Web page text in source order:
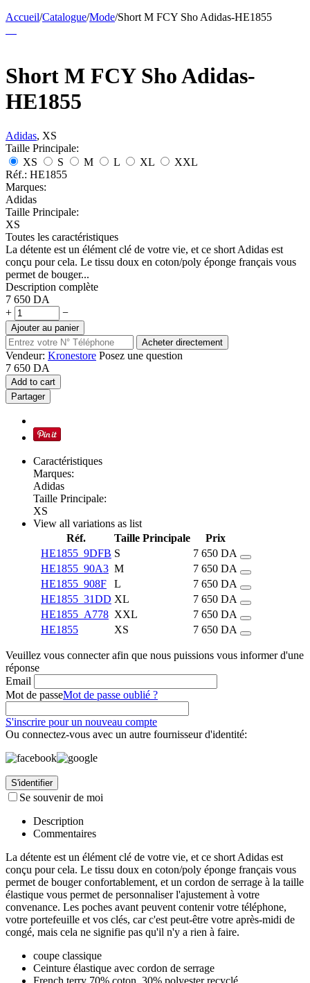
Accueil/Catalogue/Mode/Short M FCY Sho Adidas-HE1855
Short M FCY Sho Adidas-
HE1855
Adidas, XS
Taille Principale:
XS
S M L XL
XXL
Réf.: HE1855
Marques:
Adidas
Taille Principale:
XS
Toutes les caractéristiques
La détente est un élément clé de votre vie, et ce short Adidas est
conçu pour cela. Le tissu doux en coton/poly éponge français vous
permet de bouger...
Description complète
7 650 DA
+
−
Ajouter au panier
Acheter directement
Vendeur: Kronestore Posez une question
7 650 DA
Add to cart
Partager
Caractéristiques
Marques:
Adidas
Taille Principale:
XS
View all variations as list
Réf.
Taille Principale
Prix
HE1855_9DFB S 7 650 DA
HE1855_90A3 M 7 650 DA
HE1855_908F
L 7 650 DA
HE1855_31DD XL 7 650 DA
HE1855_A778 XXL 7 650 DA
HE1855
XS 7 650 DA
Veuillez vous connecter afin que nous puissions vous informer d'une
réponse
Email
Mot de passeMot de passe oublié ?
S'inscrire pour un nouveau compte
Ou connectez-vous avec un autre fournisseur d'identité:
S'identifier
Se souvenir de moi
Description
Commentaires
La détente est un élément clé de votre vie, et ce short Adidas est
conçu pour cela. Le tissu doux en coton/poly éponge français vous
permet de bouger confortablement, et un cordon de serrage à la taille
élastique vous permet de personnaliser l'ajustement à votre
convenance. Les poches avant peuvent contenir votre téléphone,
votre portefeuille et vos clés, car c'est peut-être votre après-midi de
congé, mais cela ne signifie pas qu'il n'y a rien à faire.
coupe classique
Ceinture élastique avec cordon de serrage
French terry 70% coton, 30% polyester recyclé